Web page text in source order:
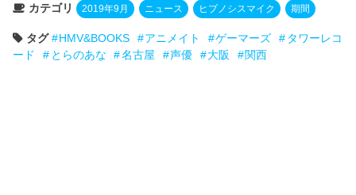
カテゴリ 2019年9月 ニュース ヒプノシスマイク 期間
タグ HMV&BOOKS アニメイト ゲーマーズ
タワーレコ
ード
とらのあな 名古屋 声優 大阪 関西